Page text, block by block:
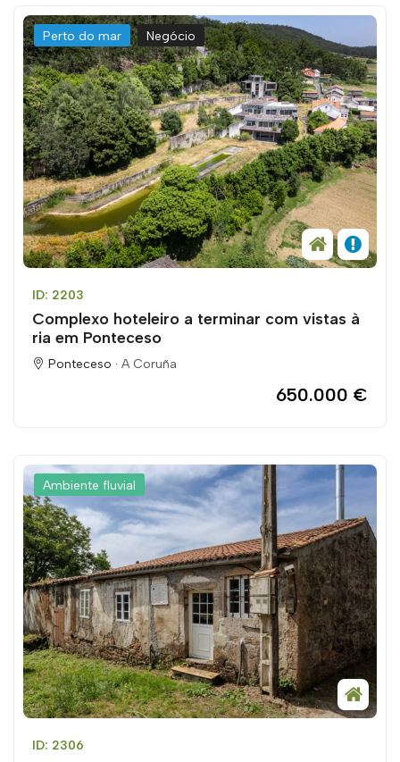
Perto do mar Negócio
ID: 2203
Complexo hoteleiro a terminar com vistas à
ria em Ponteceso
Ponteceso · A Coruña
650.000 €
Ambiente fluvial
ID: 2306